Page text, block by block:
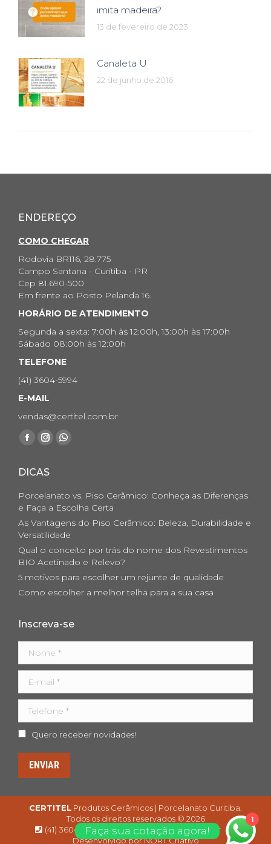
imita madeira?
13 de fevereiro de 2023
Canaleta U
22 de junho de 2016
ENDEREÇO
COMO CHEGAR
Rodovia BR116, 28.775
Campo Santana - Curitiba - PR
Cep 81.690-500
Em frente ao Posto Pelanda 16.
HORÁRIO DE ATENDIMENTO
Segunda a sexta: 7:00h às 12:00h, 13:00h às 17:00h
Sábado 08:00h às 12:00h
TELEFONE
(41) 3604-5994
E-MAIL
vendas@certitel.com.br
Encontre-nos em:
Facebook
opens
new
window
Instagram
opens
in
new
window
Whatsapp
new
window
DICAS
Porcelanato vs. Piso Cerâmico: Conheça as Diferenças
e Faça a Escolha Certa
As Vantagens do Piso Cerâmico: Beleza, Durabilidade e
Versatilidade
Qual o conceito por trás do nome dos Revestimentos
BIO Acetinado e Relevo?
5 motivos para escolher um rejunte de qualidade
Como escolher a melhor telha para a sua casa
Inscreva-se
Telefone *
Quero receber novidades!
ENVIAR
CERTITEL Produtos Cerâmicos | Porcelanato Curitiba.
Todos os direitos reservados © 2026
(41) 3604 5994
contato@certitel.com.br
Desenvolvido porNORT Criativo
1
Faça sua cotação agora!